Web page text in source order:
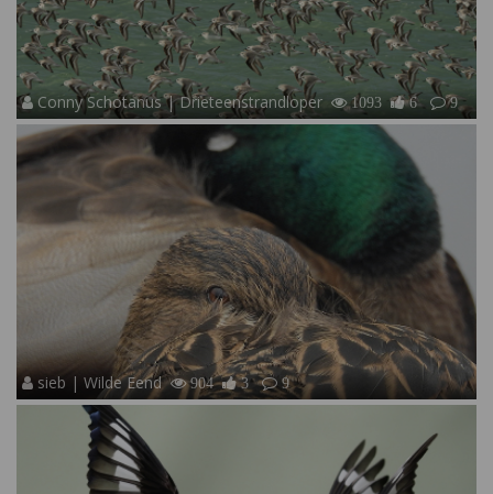
Conny Schotanus | Drieteenstrandloper 1093 6 9
sieb | Wilde Eend 904 3 9